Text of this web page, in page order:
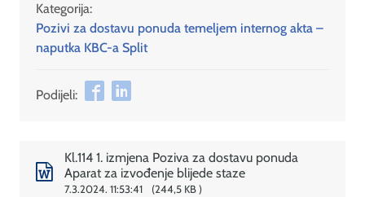
Kategorija:
Pozivi za dostavu ponuda temeljem internog akta –
naputka KBC-a Split
Podijeli:
Kl.114 1. izmjena Poziva za dostavu ponuda
Aparat za izvođenje blijede staze
7.3.2024. 11:53:41 244,5 KB